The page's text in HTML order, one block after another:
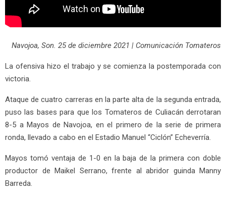
Navojoa, Son. 25 de diciembre 2021 | Comunicación Tomateros
La ofensiva hizo el trabajo y se comienza la postemporada con
victoria.
Ataque de cuatro carreras en la parte alta de la segunda entrada,
puso las bases para que los Tomateros de Culiacán derrotaran
8-5 a Mayos de Navojoa, en el primero de la serie de primera
ronda, llevado a cabo en el Estadio Manuel “Ciclón” Echeverría.
Mayos tomó ventaja de 1-0 en la baja de la primera con doble
productor de Maikel Serrano, frente al abridor guinda Manny
Barreda.